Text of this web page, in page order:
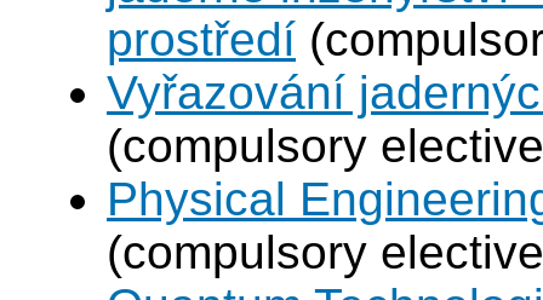
prostředí
Vyřazování
(compulsory
Physical
(compulsory